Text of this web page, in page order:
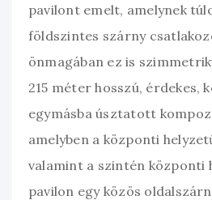
pavilont emelt, amelynek
földszintes szárny
önmagában ez is
215 méter hosszú, érdekes,
egymásba úsztatott
amelyben a központi
valamint a szintén központi
pavilon egy közös